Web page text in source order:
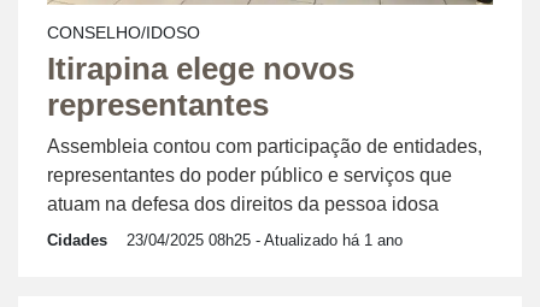
CONSELHO/IDOSO
Itirapina elege novos
representantes
Assembleia contou com participação de entidades,
representantes do poder público e serviços que
atuam na defesa dos direitos da pessoa idosa
Cidades 23/04/2025 08h25 - Atualizado há 1 ano